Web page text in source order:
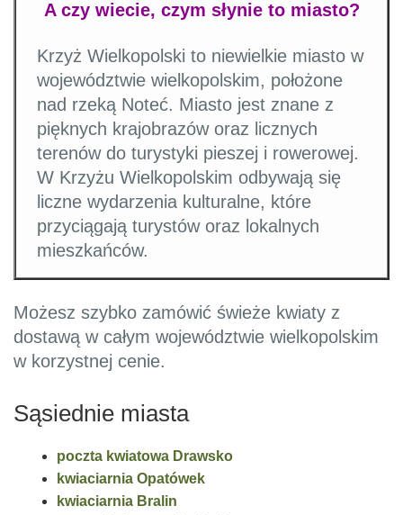
A czy wiecie, czym słynie to miasto?
Krzyż Wielkopolski to niewielkie miasto w
województwie wielkopolskim, położone
nad rzeką Noteć. Miasto jest znane z
pięknych krajobrazów oraz licznych
terenów do turystyki pieszej i rowerowej.
W Krzyżu Wielkopolskim odbywają się
liczne wydarzenia kulturalne, które
przyciągają turystów oraz lokalnych
mieszkańców.
Możesz szybko zamówić świeże kwiaty z
dostawą w całym województwie wielkopolskim
w korzystnej cenie.
Sąsiednie miasta
poczta kwiatowa Drawsko
kwiaciarnia Opatówek
kwiaciarnia Bralin